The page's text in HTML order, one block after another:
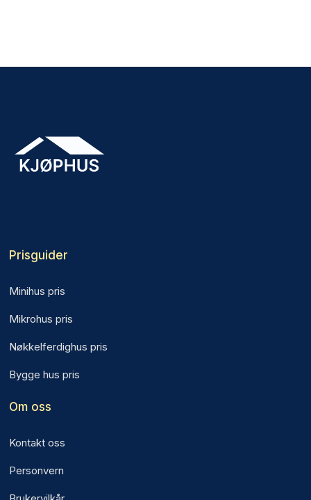
Prisguider
Minihus pris
Mikrohus pris
Nøkkelferdighus pris
Bygge hus pris
Om oss
Kontakt oss
Personvern